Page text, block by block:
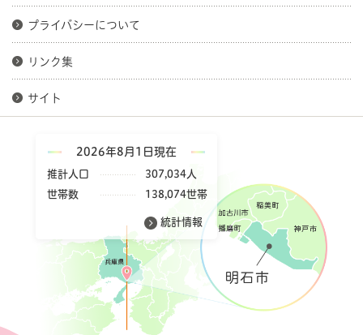
プライバシーについて
リンク集
サイト
2026年8月1日現在
推計人口
307,034人
世帯数
138,074世帯
統計情報